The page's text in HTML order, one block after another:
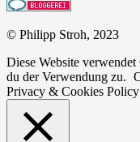
© Philipp Stroh, 2023
Diese Website
du der Verwendung zu.
Privacy & Cookies Policy